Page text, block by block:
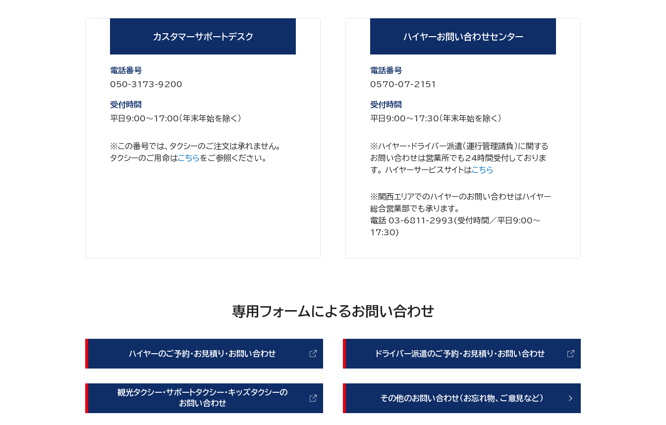
カスタマーサポートデスク
電話番号
050-3173-9200
受付時間
平日9:00～17:00（年末年始を除く）
※この番号では、タクシーのご注文は承れません。
タクシーのご用命はこちらをご参照ください。
ハイヤーお問い合わせセンター
電話番号
0570-07-2151
受付時間
平日9:00～17:30（年末年始を除く）
※ハイヤー・ドライバー派遣（運行管理請負）に関する
お問い合わせは営業所でも24時間受付しておりま
す。 ハイヤーサービスサイトはこちら
※関西エリアでのハイヤーのお問い合わせはハイヤー
総合営業部でも承ります。
電話 03-6811-2993(受付時間／平日9:00～
17:30)
専用フォームによるお問い合わせ
ハイヤーのご予約・お見積り・お問い合わせ ドライバー派遣のご予約・お見積り・お問い合わせ
観光タクシー・サポートタクシー・キッズタクシーの
お問い合わせ
その他のお問い合わせ（お忘れ物、ご意見など）